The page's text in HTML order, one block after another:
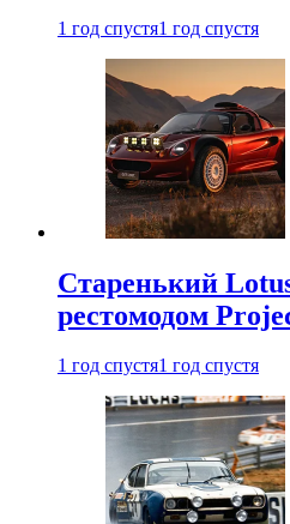
1 год спустя1 год спустя
Старенький
рестомодом
1 год спустя1 год спустя